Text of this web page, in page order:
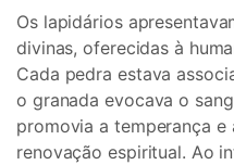
Os lapidários
divinas, oferecidas à
Cada pedra estava
o granada evocava o
promovia a temperança e
renovação espiritual. Ao